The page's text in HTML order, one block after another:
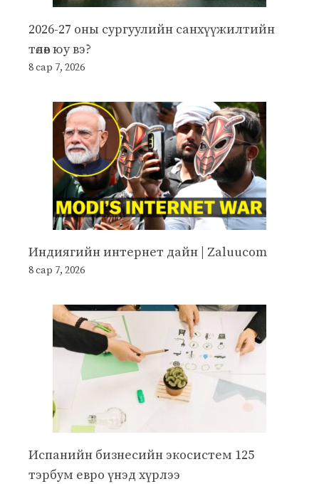
2026-27 оны сургуулийн санхүүжилтийн
төлөв юу вэ?
8 сар 7, 2026
Индиягийн интернет дайн | Zaluucom
8 сар 7, 2026
Испанийн бизнесийн экосистем 125
тэрбум евро үнэд хүрлээ